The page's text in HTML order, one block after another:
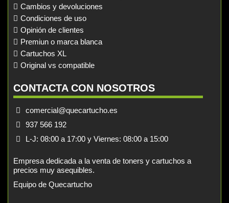
Cambios y devoluciones
Condiciones de uso
Opinión de clientes
Premiun o marca blanca
Cartuchos XL
Original vs compatible
CONTACTA CON NOSOTROS
comercial@quecartucho.es
937 566 192
L-J: 08:00 a 17:00 y Viernes: 08:00 a 15:00
Empresa dedicada a la venta de toners y cartuchos a
precios muy asequibles.
Equipo de Quecartucho